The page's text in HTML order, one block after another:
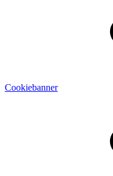
Cookiebanner